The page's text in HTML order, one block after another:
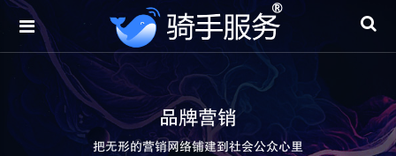
品牌营销
把无形的营销网络铺建到社会公众心里